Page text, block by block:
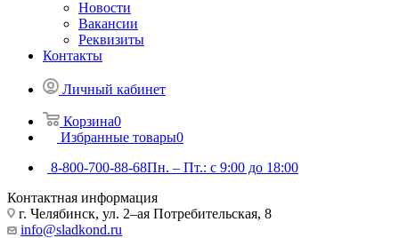
Новости
Вакансии
Реквизиты
Контакты
Личный кабинет
Корзина0
Избранные товары0
8-800-700-88-68Пн. – Пт.: с 9:00 до 18:00
Контактная информация
г. Челябинск, ул. 2–ая Потребительская, 8
info@sladkond.ru